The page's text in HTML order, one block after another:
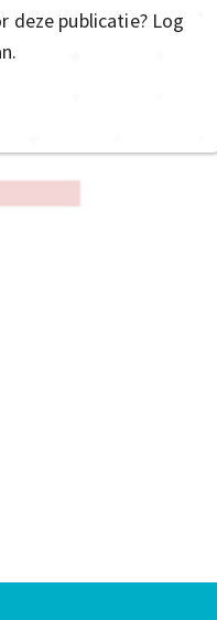
deze publicatie? Log